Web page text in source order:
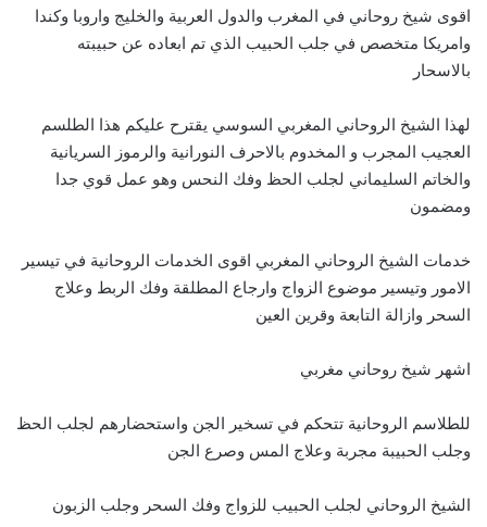
اقوى شيخ روحاني في المغرب والدول العربية والخليج واروبا وكندا
وامريكا متخصص في جلب الحبيب الذي تم ابعاده عن حبيبته
بالاسحار
لهذا الشيخ الروحاني المغربي السوسي يقترح عليكم هذا الطلسم
العجيب المجرب و المخدوم بالاحرف النورانية والرموز السريانية
والخاتم السليماني لجلب الحظ وفك النحس وهو عمل قوي جدا
ومضمون
خدمات الشيخ الروحاني المغربي اقوى الخدمات الروحانية في تيسير
الامور وتيسير موضوع الزواج وارجاع المطلقة وفك الربط وعلاج
السحر وازالة التابعة وقرين العين
اشهر شيخ روحاني مغربي
للطلاسم الروحانية تتحكم في تسخير الجن واستحضارهم لجلب الحظ
وجلب الحبيبة مجربة وعلاج المس وصرع الجن
الشيخ الروحاني لجلب الحبيب للزواج وفك السحر وجلب الزبون